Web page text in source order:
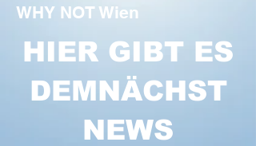
WHY NOT Wien
HIER GIBT ES
DEMNÄCHST
NEWS